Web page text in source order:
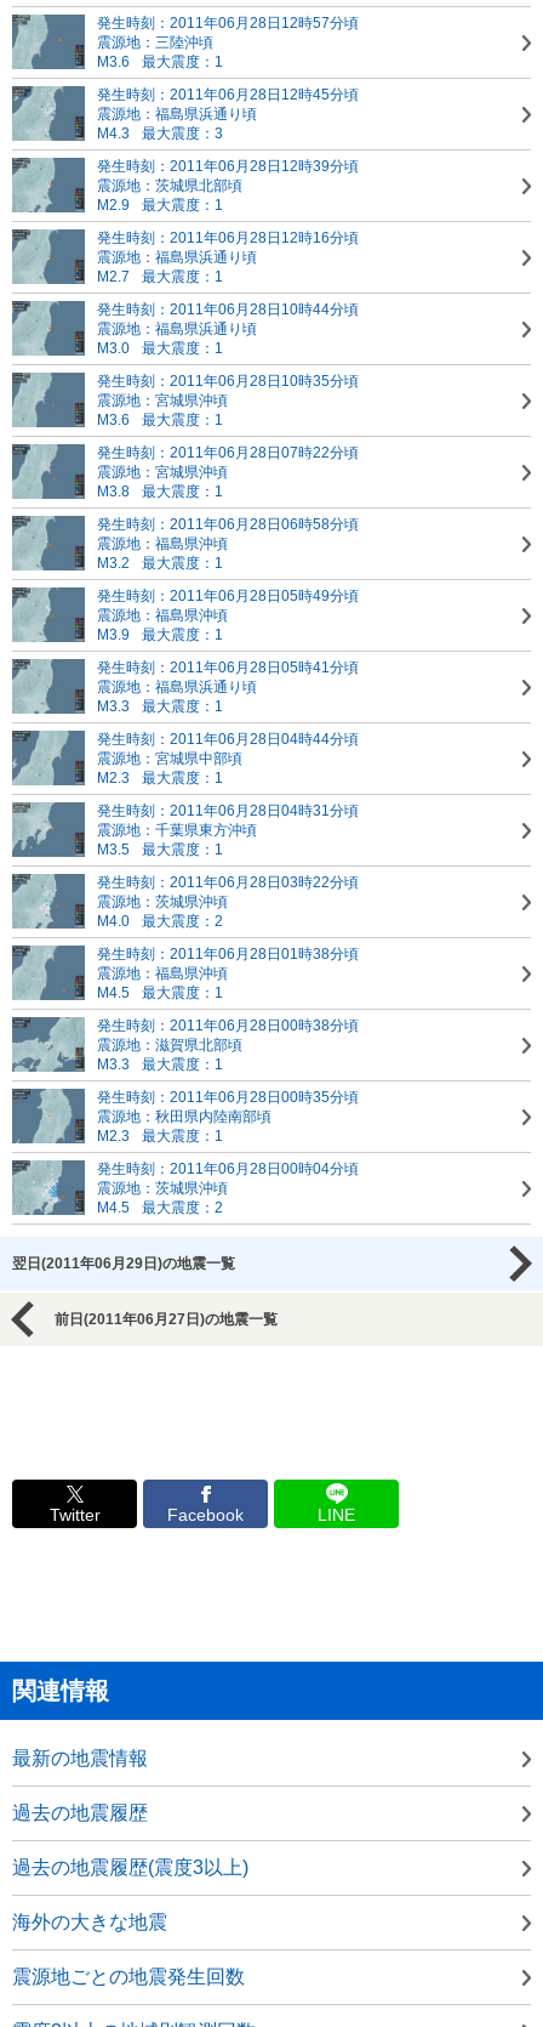
発生時刻：2011年06月28日12時57分頃
震源地：三陸沖頃
M3.6
最大震度：1
発生時刻：2011年06月28日12時45分頃
震源地：福島県浜通り頃
M4.3
最大震度：3
発生時刻：2011年06月28日12時39分頃
震源地：茨城県北部頃
M2.9
最大震度：1
発生時刻：2011年06月28日12時16分頃
震源地：福島県浜通り頃
M2.7
最大震度：1
発生時刻：2011年06月28日10時44分頃
震源地：福島県浜通り頃
M3.0
最大震度：1
発生時刻：2011年06月28日10時35分頃
震源地：宮城県沖頃
M3.6
最大震度：1
発生時刻：2011年06月28日07時22分頃
震源地：宮城県沖頃
M3.8
最大震度：1
発生時刻：2011年06月28日06時58分頃
震源地：福島県沖頃
M3.2
最大震度：1
発生時刻：2011年06月28日05時49分頃
震源地：福島県沖頃
M3.9
最大震度：1
発生時刻：2011年06月28日05時41分頃
震源地：福島県浜通り頃
M3.3
最大震度：1
発生時刻：2011年06月28日04時44分頃
震源地：宮城県中部頃
M2.3
最大震度：1
発生時刻：2011年06月28日04時31分頃
震源地：千葉県東方沖頃
M3.5
最大震度：1
発生時刻：2011年06月28日03時22分頃
震源地：茨城県沖頃
M4.0
最大震度：2
発生時刻：2011年06月28日01時38分頃
震源地：福島県沖頃
M4.5
最大震度：1
発生時刻：2011年06月28日00時38分頃
震源地：滋賀県北部頃
M3.3
最大震度：1
発生時刻：2011年06月28日00時35分頃
震源地：秋田県内陸南部頃
M2.3
最大震度：1
発生時刻：2011年06月28日00時04分頃
震源地：茨城県沖頃
M4.5
最大震度：2
翌日(2011年06月29日)の地震一覧
前日(2011年06月27日)の地震一覧
Twitter Facebook LINE
関連情報
最新の地震情報
過去の地震履歴
過去の地震履歴(震度3以上)
海外の大きな地震
震源地ごとの地震発生回数